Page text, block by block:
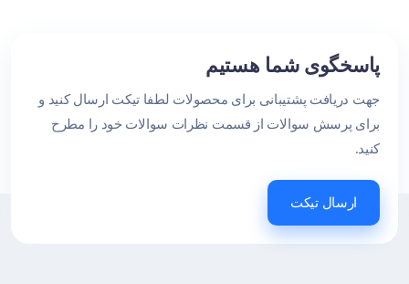
پاسخگوی شما هستیم
جهت دریافت پشتیبانی برای محصولات لطفا تیکت ارسال کنید و
برای پرسش سوالات از قسمت نظرات سوالات خود را مطرح
کنید.
ارسال تیکت